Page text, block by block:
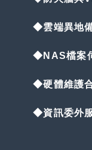
◆雲端異地
◆NAS檔案
◆硬體維護
◆資訊委外